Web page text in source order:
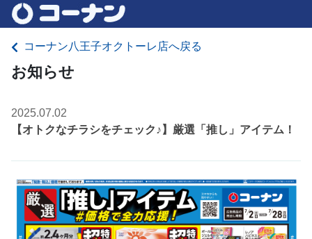
コーナン八王子オクトーレ店へ戻る
お知らせ
2025.07.02
【オトクなチラシをチェック♪】厳選「推し」アイテム！